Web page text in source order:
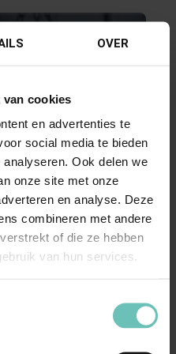
OVER
van cookies
en advertenties te
social media te bieden
Ook delen we
onze site met onze
en analyse. Deze
combineren met andere
of die ze hebben
van hun services.
maart 2026,
overeenkomst;